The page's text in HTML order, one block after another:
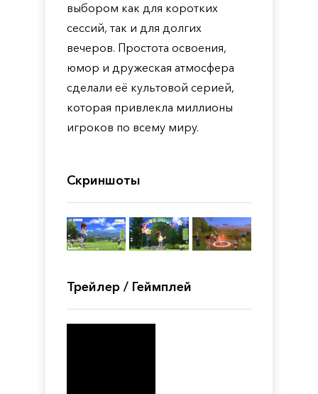
выбором как для коротких
сессий, так и для долгих
вечеров. Простота освоения,
юмор и дружеская атмосфера
сделали её культовой серией,
которая привлекла миллионы
игроков по всему миру.
Скриншоты
Трейлер / Геймплей